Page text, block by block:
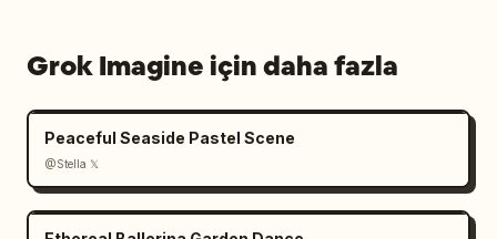
Grok Imagine için daha fazla
Peaceful Seaside Pastel Scene
@Stella 𝕏